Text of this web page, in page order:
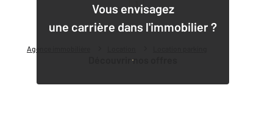
Agence immobilière
Vous envisagez
une carrière dans l'immobilier ?
Découvrir nos offres